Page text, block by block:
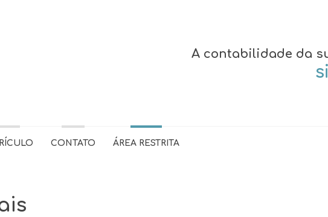
A contabilidade da
CONTATO ÁREA RESTRITA